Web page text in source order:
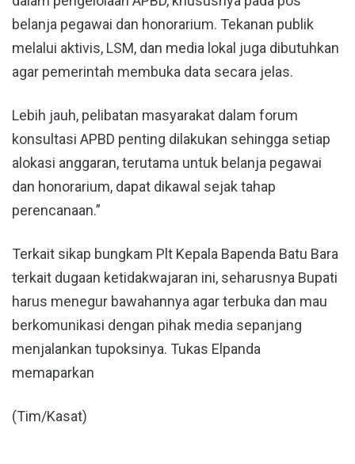
belanja pegawai dan honorarium. Tekanan publik
melalui aktivis, LSM, dan media lokal juga dibutuhkan
agar pemerintah membuka data secara jelas.
Lebih jauh, pelibatan masyarakat dalam forum
konsultasi APBD penting dilakukan sehingga setiap
alokasi anggaran, terutama untuk belanja pegawai
dan honorarium, dapat dikawal sejak tahap
perencanaan.”
Terkait sikap bungkam Plt Kepala Bapenda Batu Bara
terkait dugaan ketidakwajaran ini, seharusnya Bupati
harus menegur bawahannya agar terbuka dan mau
berkomunikasi dengan pihak media sepanjang
menjalankan tupoksinya. Tukas Elpanda
memaparkan
(Tim/Kasat)